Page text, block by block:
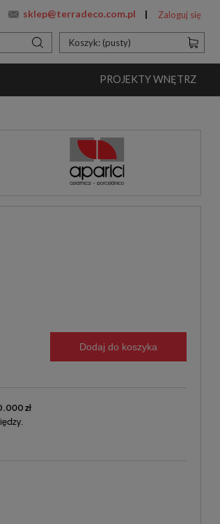
sklep@terradeco.com.pl Zaloguj się
Koszyk: (pusty)
PROJEKTY WNĘTRZ
Dodaj do koszyka